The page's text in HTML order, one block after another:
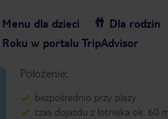
Menu dla dzieci
Dla rodzin
w portalu TripAdvisor
Położenie:
bezpośrednio przy plaży
czas dojazdu z lotniska ok. 60